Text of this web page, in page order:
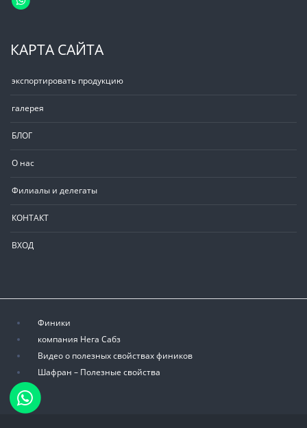
КАРТА САЙТА
экспортировать продукцию
галерея
БЛОГ
О нас
Филиалы и делегаты
КОНТАКТ
ВХОД
Финики
компания Нега Сабз
Видео о полезных свойствах фиников
Шафран – Полезные свойства